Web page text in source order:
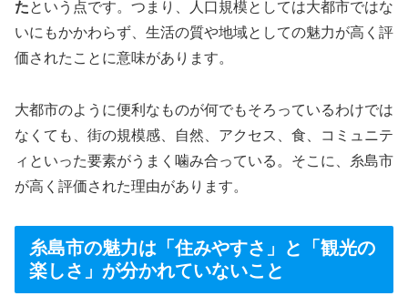
たという点です。つまり、人口規模としては大都市ではな
いにもかかわらず、生活の質や地域としての魅力が高く評
価されたことに意味があります。
大都市のように便利なものが何でもそろっているわけでは
なくても、街の規模感、自然、アクセス、食、コミュニテ
ィといった要素がうまく噛み合っている。そこに、糸島市
が高く評価された理由があります。
糸島市の魅力は「住みやすさ」と「観光の
楽しさ」が分かれていないこと